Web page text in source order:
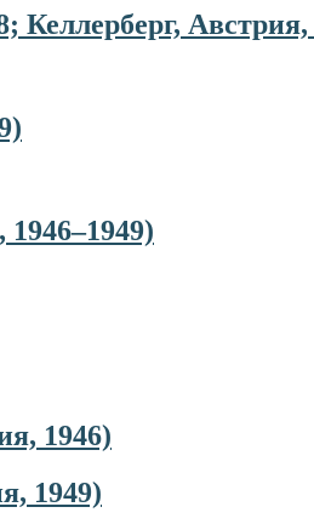
Келлерберг, Австрия,
1946)
1949)